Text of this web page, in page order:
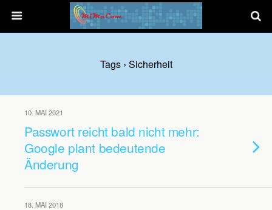
Tags › Sicherheit
10. MAI 2021
Passwort reicht bald nicht mehr:
Google plant bedeutende
Änderung
18. MAI 2018